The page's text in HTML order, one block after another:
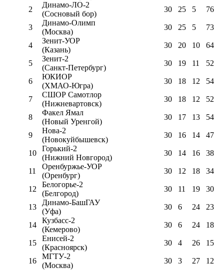
2
Динамо-ЛО-2
(Сосновый бор)
30 25 5 76
3
Динамо-Олимп
(Москва)
30 25 5 73
4
Зенит-УОР
(Казань)
30 20 10 64
5
Зенит-2
(Санкт-Петербург)
30 19 11 52
6
ЮКИОР
(ХМАО-Югра)
30 18 12 54
7
СШОР Самотлор
(Нижневартовск)
30 18 12 52
8
Факел Ямал
(Новый Уренгой)
30 17 13 54
9
Нова-2
(Новокуйбышевск)
30 16 14 47
10
Горький-2
(Нижний Новгород)
30 14 16 38
11
Оренбуржье-УОР
(Оренбург)
30 12 18 34
12
Белогорье-2
(Белгород)
30 11 19 30
13
Динамо-БашГАУ
(Уфа)
30 6 24 23
14
Кузбасс-2
(Кемерово)
30 6 24 18
15
Енисей-2
(Красноярск)
30 4 26 15
16
МГТУ-2
(Москва)
30 3 27 12